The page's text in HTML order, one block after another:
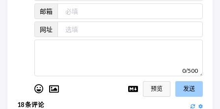
邮箱
网址
0/500
预览 发送
18条评论